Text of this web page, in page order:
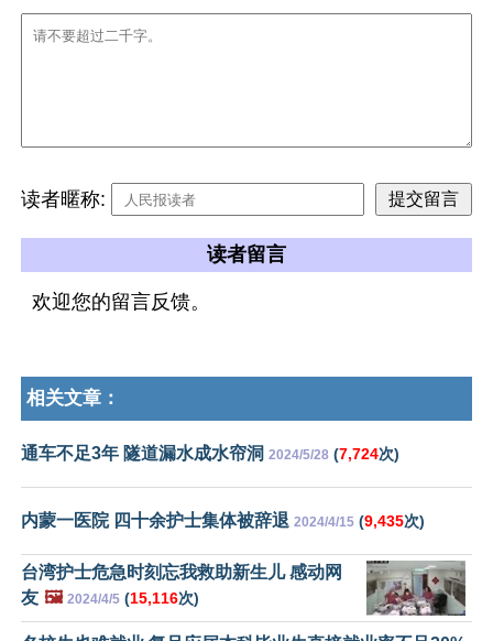
读者暱称:
读者留言
欢迎您的留言反馈。
相关文章：
通车不足3年 隧道漏水成水帘洞 2024/5/28 (7,724次)
内蒙一医院 四十余护士集体被辞退 2024/4/15 (9,435次)
台湾护士危急时刻忘我救助新生儿 感动网
友 🖼️ 2024/4/5 (15,116次)